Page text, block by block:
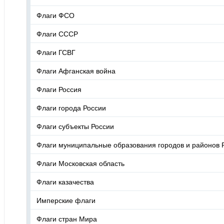
Флаги ФСО
Флаги СССР
Флаги ГСВГ
Флаги Афганская война
Флаги Россия
Флаги города России
Флаги субъекты России
Флаги муниципальные образования городов и районов
Флаги Московская область
Флаги казачества
Имперские флаги
Флаги стран Мира